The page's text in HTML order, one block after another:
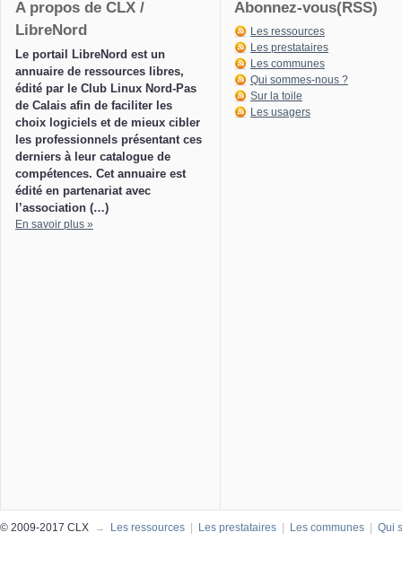
A propos de CLX /
LibreNord
Le portail LibreNord est un
annuaire de ressources libres,
édité par le Club Linux Nord-Pas
de Calais afin de faciliter les
choix logiciels et de mieux cibler
les professionnels présentant ces
derniers à leur catalogue de
compétences. Cet annuaire est
édité en partenariat avec
l’association (…)
En savoir plus »
Abonnez-vous(RSS)
Les ressources
Les prestataires
Les communes
Qui sommes-nous ?
Sur la toile
Les usagers
© 2009-2017 CLX → Les ressources Les prestataires Les communes Qui